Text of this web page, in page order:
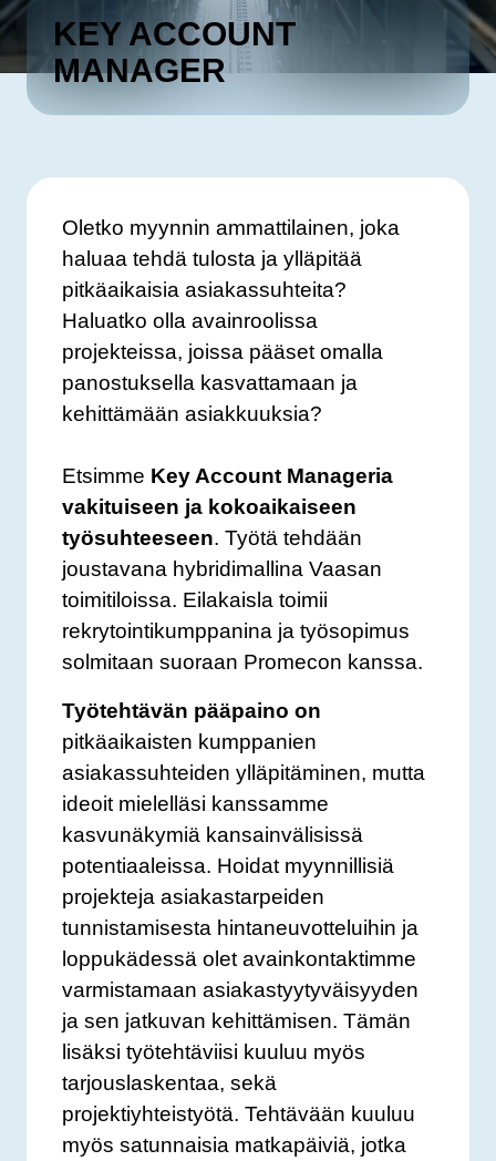
KEY ACCOUNT
MANAGER
Oletko myynnin ammattilainen, joka
haluaa tehdä tulosta ja ylläpitää
pitkäaikaisia asiakassuhteita?
Haluatko olla avainroolissa
projekteissa, joissa pääset omalla
panostuksella kasvattamaan ja
kehittämään asiakkuuksia?
Etsimme Key Account Manageria
vakituiseen ja kokoaikaiseen
työsuhteeseen. Työtä tehdään
joustavana hybridimallina Vaasan
toimitiloissa. Eilakaisla toimii
rekrytointikumppanina ja työsopimus
solmitaan suoraan Promecon kanssa.
Työtehtävän pääpaino on
pitkäaikaisten kumppanien
asiakassuhteiden ylläpitäminen, mutta
ideoit mielelläsi kanssamme
kasvunäkymiä kansainvälisissä
potentiaaleissa. Hoidat myynnillisiä
projekteja asiakastarpeiden
tunnistamisesta hintaneuvotteluihin ja
loppukädessä olet avainkontaktimme
varmistamaan asiakastyytyväisyyden
ja sen jatkuvan kehittämisen. Tämän
lisäksi työtehtäviisi kuuluu myös
tarjouslaskentaa, sekä
projektiyhteistyötä. Tehtävään kuuluu
myös satunnaisia matkapäiviä, jotka